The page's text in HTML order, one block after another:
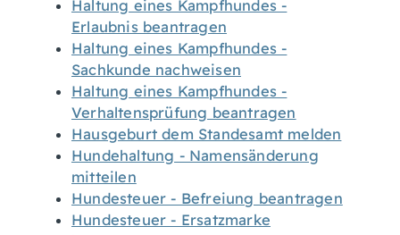
Haltung eines Kampfhundes -
Erlaubnis beantragen
Haltung eines Kampfhundes -
Sachkunde nachweisen
Haltung eines Kampfhundes -
Verhaltensprüfung beantragen
Hausgeburt dem Standesamt melden
Hundehaltung - Namensänderung
mitteilen
Hundesteuer - Befreiung beantragen
Hundesteuer - Ersatzmarke